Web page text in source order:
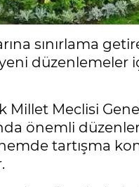
sınırlama
düzenlemeler
Millet Meclisi
önemli
tartışma